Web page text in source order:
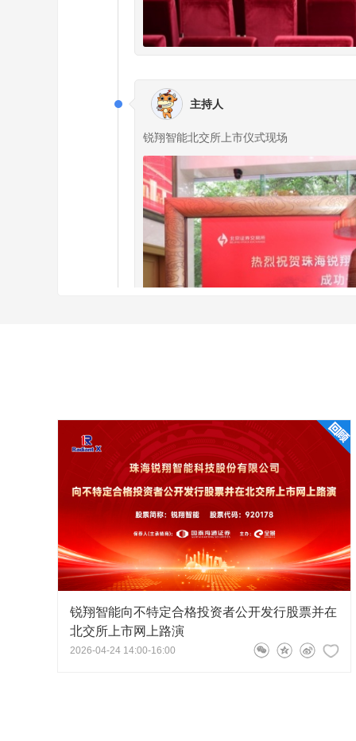
主持人
锐翔智能北交所上市仪式现场
主持人
锐翔智能向不特定合格投资者公开发行股票并在
北交所上市网上路演
2026-04-24 14:00-16:00